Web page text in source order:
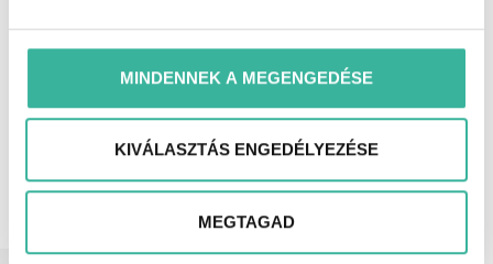
MINDENNEK A MEGENGEDÉSE
KIVÁLASZTÁS ENGEDÉLYEZÉSE
MEGTAGAD
felismerő funkció, távolsági fényszóró
asszisztens, távolságtartó tempomat,
ülésmagasság állítás, ütközés
veszélyre felkészítő rendszer, vészfék
asszisztens, vezeték nélküli
telefontöltés, vezetőoldali légzsák,
garanciális.